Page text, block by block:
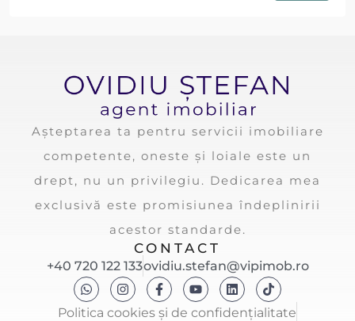
Așteptarea ta pentru servicii imobiliare
competente, oneste și loiale este un
drept, nu un privilegiu. Dedicarea mea
exclusivă este promisiunea îndeplinirii
acestor standarde.
CONTACT
+40 720 122 133ovidiu.stefan@vipimob.ro
Politica cookies și de confidențialitate